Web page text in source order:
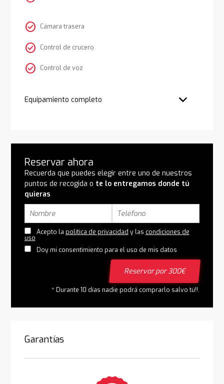
check_circle Cámara trasera
check_circle Control de crucero
check_circle Control de voz
Equipamiento completo
Reservar ahora
Recuerda que puedes elegir entre uno de nuestros
puntos de recogida o te lo entregamos donde tú
quieras
Acepto la política de privacidad y las condiciones de
uso
Doy mi consentimiento para el uso de mis datos
Reservar por 300€
* Durante 10 días nadie podrá comprarlo salvo tú!!.
Garantías